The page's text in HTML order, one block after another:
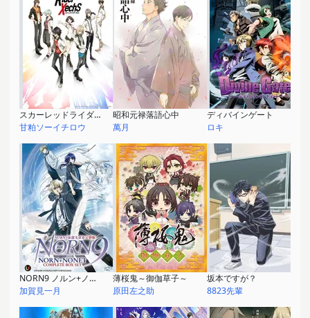
スカーレッドライダーゼクス
甘粕ソーイチロウ
昭和元禄落語心中
萬月
ディバインゲート
ロキ
NORN9 ノルン+ノネット
加賀見一月
薄桜鬼～御伽草子～
原田左之助
坂本ですが？
8823先輩